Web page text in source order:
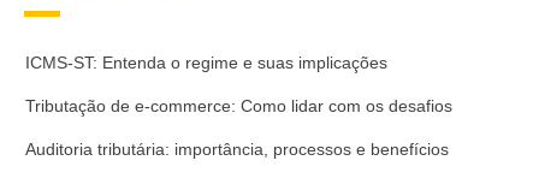
ICMS-ST: Entenda o regime e suas implicações
Tributação de e-commerce: Como lidar com os desafios
Auditoria tributária: importância, processos e benefícios